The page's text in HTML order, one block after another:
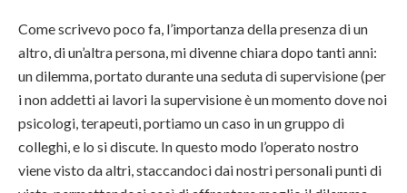
Come scrivevo poco fa, l’importanza della presenza di un
altro, di un’altra persona, mi divenne chiara dopo tanti anni:
un dilemma, portato durante una seduta di supervisione (per
i non addetti ai lavori la supervisione è un momento dove noi
psicologi, terapeuti, portiamo un caso in un gruppo di
colleghi, e lo si discute. In questo modo l’operato nostro
viene visto da altri, staccandoci dai nostri personali punti di